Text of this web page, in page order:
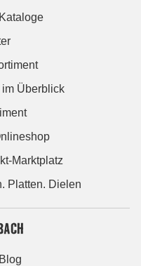
Überblick
Marktplatz
Platten. Dielen